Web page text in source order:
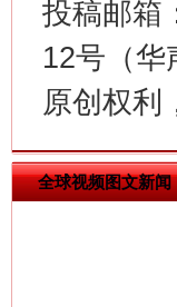
投稿邮箱
12号（华
原创权利
全球视频图文新闻
在谋一